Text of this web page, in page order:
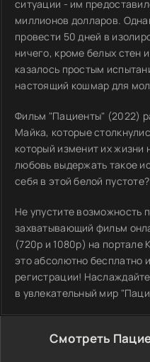
ситуации - им
миллионов долларов.
провести 50 дней в
ничего, кроме белых стен
казалось простым
настоящий кошмар для
Фильм "Пациенты" (2022)
Майка, которые
который изменит их
любовь выдержать такое
себя в этой белой пустоте?
Не упустите возможность
захватывающий фильм
(720p и 1080p) на портале
это абсолютно бесплатно
регистрации!
в увлекательный мир
Смотреть